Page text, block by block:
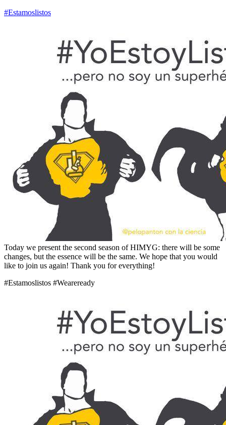
‪#‎Estamoslistos‬
Today we present the second season of HIMYG: there will be some
changes, but the essence will be the same. We hope that you would
like to join us again! Thank you for everything!
#Estamoslistos #Weareready